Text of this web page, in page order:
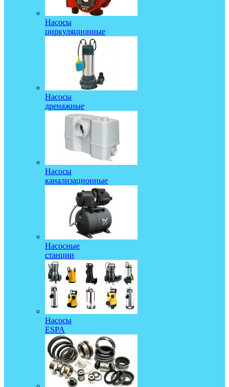
Насосы
циркуляционные
Насосы
дренажные
Насосы
канализационные
Насосные
станции
Насосы
ESPA